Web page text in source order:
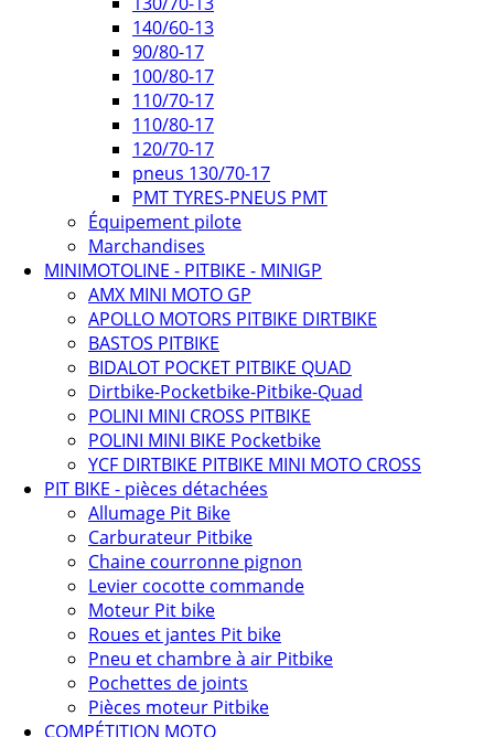
140/60-13
90/80-17
100/80-17
110/70-17
110/80-17
120/70-17
pneus 130/70-17
PMT TYRES-PNEUS PMT
Équipement pilote
Marchandises
MINIMOTOLINE - PITBIKE - MINIGP
AMX MINI MOTO GP
APOLLO MOTORS PITBIKE DIRTBIKE
BASTOS PITBIKE
BIDALOT POCKET PITBIKE QUAD
Dirtbike-Pocketbike-Pitbike-Quad
POLINI MINI CROSS PITBIKE
POLINI MINI BIKE Pocketbike
YCF DIRTBIKE PITBIKE MINI MOTO CROSS
PIT BIKE - pièces détachées
Allumage Pit Bike
Carburateur Pitbike
Chaine courronne pignon
Levier cocotte commande
Moteur Pit bike
Roues et jantes Pit bike
Pneu et chambre à air Pitbike
Pochettes de joints
Pièces moteur Pitbike
COMPÉTITION MOTO